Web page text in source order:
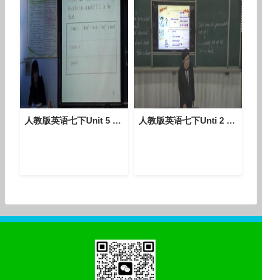
人教版英语七下Unit 5 Section B（1a-1d）课堂视频实录（刘丽丽） 人教版英语七下Unti 2 Section A（1a-2d）教学视频实录（于洪烨）